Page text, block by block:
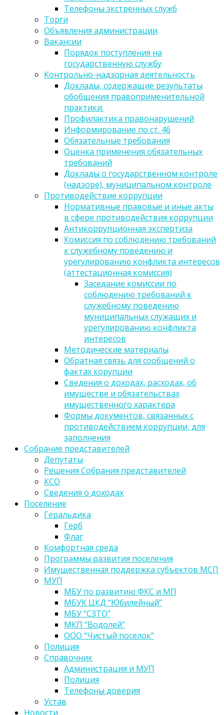
Телефоны экстренных служб
Торги
Объявления администрации
Вакансии
Порядок поступления на
государственную службу
Контрольно-надзорная деятельность
Доклады, содержащие результаты
обобщения правоприменительной
практики.
Профилактика правонарушений
Информирование по ст. 46
Обязательные требования
Оценка применения обязательных
требований
Доклады о государственном контроле
(надзоре), муниципальном контроле
Противодействие коррупции
Нормативные правовые и иные акты
в сфере противодействия коррупции
Антикоррупционная экспертиза
Комиссия по соблюдению требований
к служебному поведению и
урегулированию конфликта интересов
(аттестационная комиссия)
Заседание комиссии по
соблюдению требований к
служебному поведению
муниципальных служащих и
урегулированию конфликта
интересов
Методические материалы
Обратная связь для сообщений о
фактах корупции
Сведения о доходах, расходах, об
имуществе и обязательствах
имущественного характера
Формы документов, связанных с
противодействием коррупции, для
заполнения
Собрание представителей
Депутаты
Решения Собрания представителей
КСО
Сведения о доходах
Поселение
Геральдика
Герб
Флаг
Комфортная среда
Программы развития поселения
Имущественная поддержка субъектов МСП
МУП
МБУ по развитию ФКС и МП
МБУК ЦКД “Юбилейный”
МБУ “СЗТО”
МКП “Водолей”
ООО “Чистый поселок”
Полиция
Справочник
Администрация и МУП
Полиция
Телефоны доверия
Устав
Новости